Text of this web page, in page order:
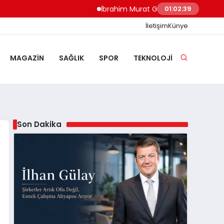
İbrahim Murat Gündüz: Malgaç’tan
01:02:40
İletişimKünye
MAGAZIN SAĞLIK SPOR TEKNOLOJI
Son Dakika